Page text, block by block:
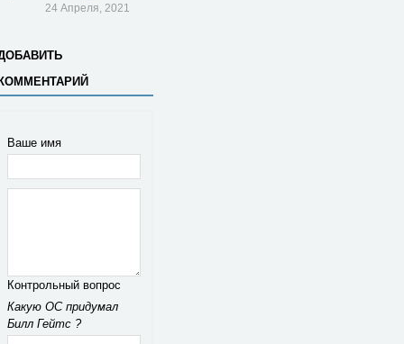
24 Апреля, 2021
Ваше имя
Контрольный вопрос
Какую ОС придумал
Билл Гейтс ?